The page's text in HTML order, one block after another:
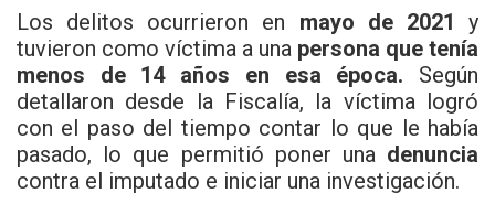
Los delitos ocurrieron en mayo de 2021
y
tuvieron como víctima a una persona que tenía
menos de 14 años en esa época. Según
detallaron desde la Fiscalía, la víctima logró
con el paso del tiempo contar lo que le había
pasado, lo que permitió poner una denuncia
contra el imputado e iniciar una investigación.